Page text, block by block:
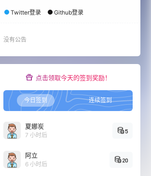
Twitter登录 Github登录
没有公告
点击领取今天的签到奖励！
今日签到 连续签到
夏娜炭
7 小时后
5
阿立
6 小时后
20